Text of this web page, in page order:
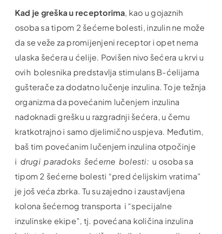
Kad je greška u receptorima, kao u gojaznih
osoba sa tipom 2 šećerne bolesti, inzulin ne može
da se veže za promijenjeni receptor i opet nema
ulaska šećera u ćelije. Povišen nivo šećera u krvi u
ovih bolesnika predstavlja stimulans B-ćelijama
gušterače za dodatno lučenje inzulina. To je težnja
organizma da povećanim lučenjem inzulina
nadoknadi grešku u razgradnji šećera, u čemu
kratkotrajno i samo djelimično uspjeva. Međutim,
baš tim povećanim lučenjem inzulina otpočinje
i drugi paradoks šećerne bolesti: u osoba sa
tipom 2 šećerne bolesti “pred ćelijskim vratima”
je još veća zbrka. Tu su zajedno i zaustavljena
kolona šećernog transporta i “specijalne
inzulinske ekipe”, tj. povećana količina inzulina